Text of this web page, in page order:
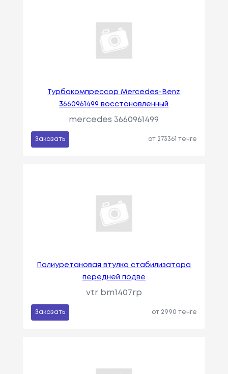
Турбокомпрессор Mercedes-Benz
3660961499 восстановленный
mercedes 3660961499
Заказать от 273361 тенге
Полиуретановая втулка стабилизатора
передней подве
vtr bm1407rp
Заказать от 2990 тенге